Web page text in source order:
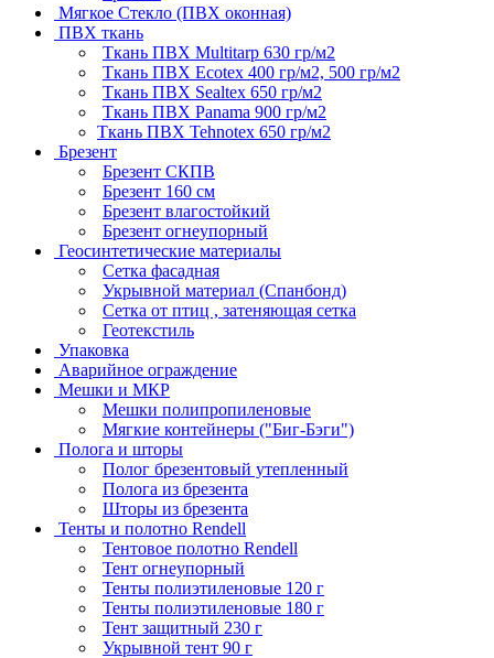
Мягкое Стекло (ПВХ оконная)
ПВХ ткань
Ткань ПВХ Multitarp 630 гр/м2
Ткань ПВХ Ecotex 400 гр/м2, 500 гр/м2
Ткань ПВХ Sealtex 650 гр/м2
Ткань ПВХ Panama 900 гр/м2
Ткань ПВХ Tehnotex 650 гр/м2
Брезент
Брезент СКПВ
Брезент 160 см
Брезент влагостойкий
Брезент огнеупорный
Геосинтетические материалы
Сетка фасадная
Укрывной материал (Спанбонд)
Сетка от птиц , затеняющая сетка
Геотекстиль
Упаковка
Аварийное ограждение
Мешки и МКР
Мешки полипропиленовые
Мягкие контейнеры ("Биг-Бэги")
Полога и шторы
Полог брезентовый утепленный
Полога из брезента
Шторы из брезента
Тенты и полотно Rendell
Тентовое полотно Rendell
Тент огнеупорный
Тенты полиэтиленовые 120 г
Тенты полиэтиленовые 180 г
Тент защитный 230 г
Укрывной тент 90 г